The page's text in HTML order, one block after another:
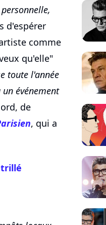
d'espérer
comme
qu'elle"
toute l'année
événement
de
, qui a